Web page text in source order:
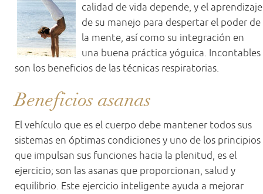
calidad de vida depende, y el aprendizaje
de su manejo para despertar el poder de
la mente, así como su integración en
una buena práctica yóguica. Incontables
son los beneficios de las técnicas respiratorias.
Beneficios asanas
El vehículo que es el cuerpo debe mantener todos sus
sistemas en óptimas condiciones y uno de los principios
que impulsan sus funciones hacia la plenitud, es el
ejercicio; son las asanas que proporcionan, salud y
equilibrio. Este ejercicio inteligente ayuda a mejorar